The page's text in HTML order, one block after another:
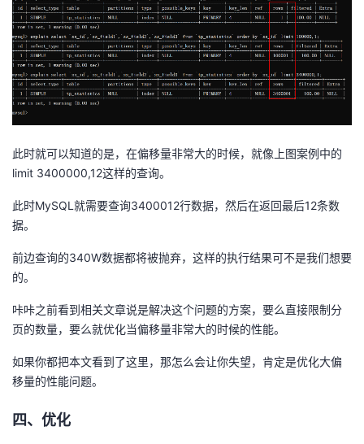
此时就可以知道的是，在偏移量非常大的时候，就像上图案例中的
limit 3400000,12这样的查询。
此时MySQL就需要查询3400012行数据，然后在返回最后12条数
据。
前边查询的340W数据都将被抛弃，这样的执行结果可不是我们想要
的。
咔咔之前看到相关文章说是解决这个问题的方案，要么直接限制分
页的数量，要么就优化当偏移量非常大的时候的性能。
如果你都把本文看到了这里，那怎么会让你失望，肯定是优化大偏
移量的性能问题。
四、优化